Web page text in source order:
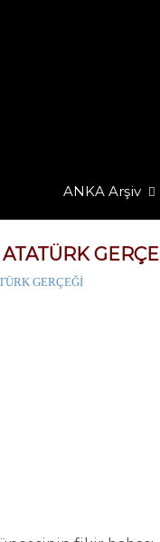
ANKA Arşiv
GERÇEĞİ